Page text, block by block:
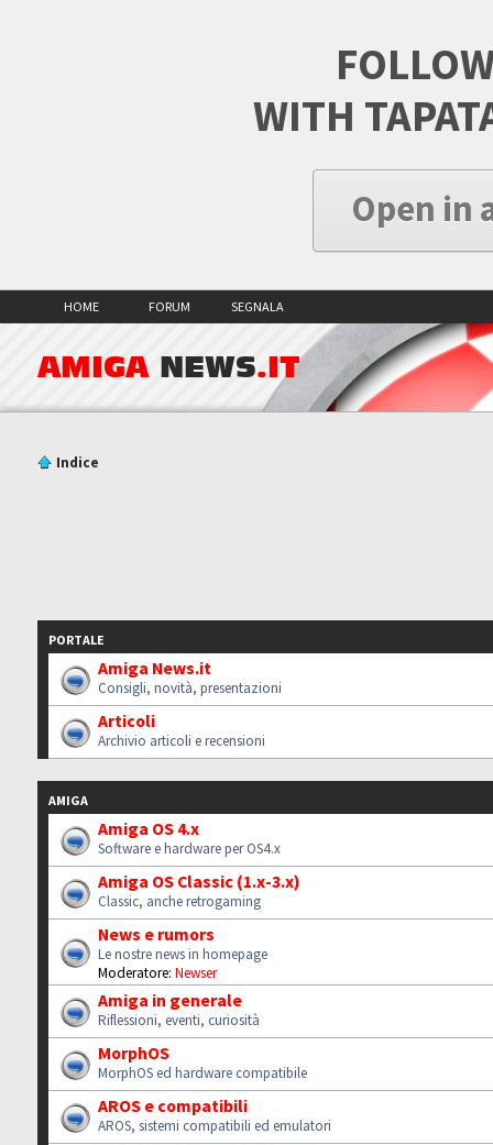
WITH
Open in
HOME FORUM SEGNALA
AMIGA NEWS.IT
Indice
PORTALE
Amiga News.it
Consigli, novità, presentazioni
Articoli
Archivio articoli e recensioni
AMIGA
Amiga OS 4.x
Software e hardware per OS4.x
Amiga OS Classic (1.x-3.x)
Classic, anche retrogaming
News e rumors
Le nostre news in homepage
Moderatore: Newser
Amiga in generale
Riflessioni, eventi, curiosità
MorphOS
MorphOS ed hardware compatibile
AROS e compatibili
AROS, sistemi compatibili ed emulatori